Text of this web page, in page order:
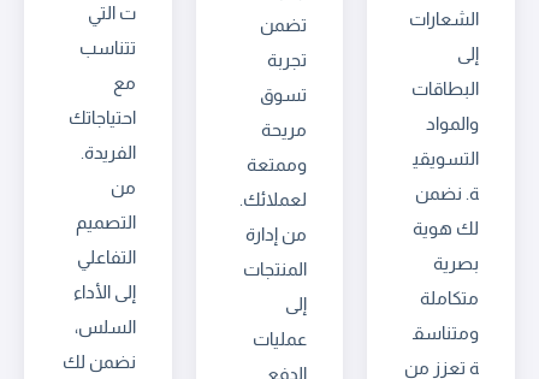
الشعارات
إلى
البطاقات
والمواد
التسويقي
ة. نضمن
لك هوية
بصرية
متكاملة
ومتناسق
ة تعزز من
تضمن
تجربة
تسوق
مريحة
وممتعة
لعملائك.
من إدارة
المنتجات
إلى
عمليات
الدفع
ت التي
تتناسب
مع
احتياجاتك
الفريدة.
من
التصميم
التفاعلي
إلى الأداء
السلس،
نضمن لك